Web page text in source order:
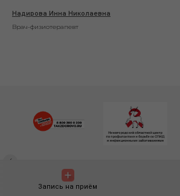
Надирова Инна Николаевна
Врач-физиотерапевт
Запись на приём